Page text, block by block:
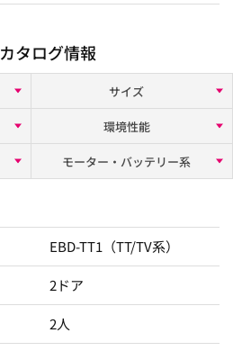
カタログ情報
サイズ
環境性能
モーター・バッテリー系
EBD-TT1（TT/TV系）
2ドア
2人